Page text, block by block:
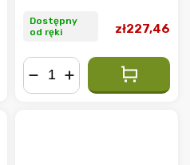
Dostępny
od ręki
zł227,46